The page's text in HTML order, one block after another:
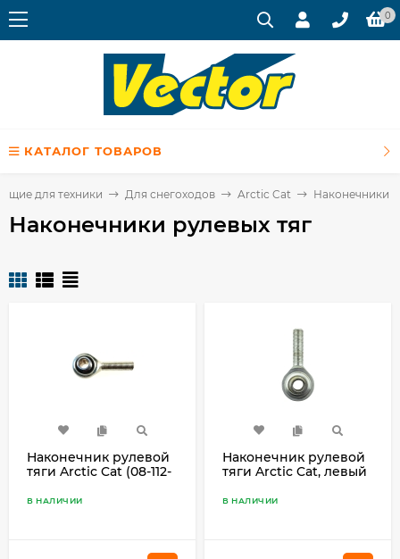
0
КАТАЛОГ ТОВАРОВ
для техники Для снегоходов Arctic Cat Наконечники
Наконечники рулевых тяг
Наконечник рулевой
тяги Arctic Cat (08-112-
В НАЛИЧИИ
Наконечник рулевой
тяги Arctic Cat, левый
В НАЛИЧИИ